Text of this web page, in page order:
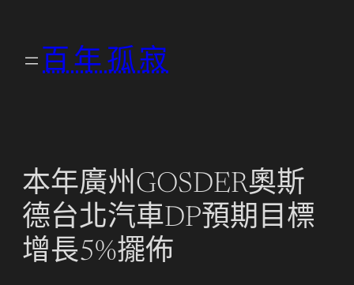
百年孤寂
本年廣州GOSDER奧斯
德台北汽車DP預期目標
增長5%擺佈